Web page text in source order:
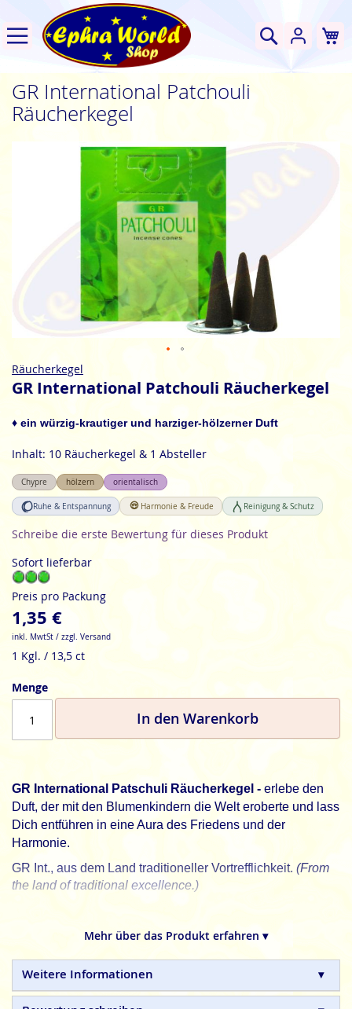
Suche
GR International Patchouli
Räucherkegel
Zum
Anfang
Bildgalerie
springen
Räucherkegel
GR International Patchouli Räucherkegel
♦ ein würzig-krautiger und harziger-hölzerner Duft
Inhalt: 10 Räucherkegel & 1 Absteller
Chypre hölzern orientalisch
Ruhe & Entspannung Harmonie & Freude Reinigung & Schutz
Schreibe die erste Bewertung für dieses Produkt
Sofort lieferbar
Preis pro Packung
1,35 €
inkl. MwtSt / zzgl. Versand
1 Kgl. / 13,5 ct
Menge
In den Warenkorb
GR International Patschuli Räucherkegel - erlebe den
Duft, der mit den Blumenkindern die Welt eroberte und lass
Dich entführen in eine Aura des Friedens und der
Harmonie.
GR Int., aus dem Land traditioneller Vortrefflichkeit. (From
the land of traditional excellence.)
Mehr über das Produkt erfahren ▾
Weitere Informationen